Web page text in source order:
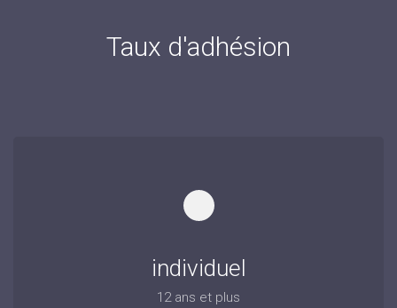
Taux d'adhésion
individuel
12 ans et plus